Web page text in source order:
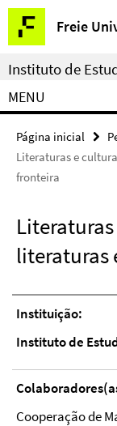
Springe
direkt
zu
Inhalt
Freie
Serviço
de
navegação
Instituto de
MENU
Página inicial
Literaturas e
fronteira
literaturas
Instituição:
Instituto de
Cooperação de